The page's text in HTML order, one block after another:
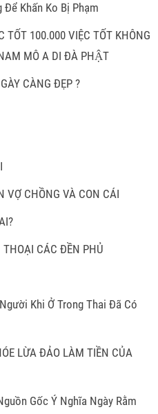
Để Khấn Ko Bị Phạm
TỐT 100.000 VIỆC TỐT KHÔNG
MÔ A DI ĐÀ PHẬT
CÀNG ĐẸP ?
VỢ CHỒNG VÀ CON CÁI
CÁC ĐỀN PHỦ
Khi Ở Trong Thai Đã Có
LỪA ĐẢO LÀM TIỀN CỦA
Gốc Ý Nghĩa Ngày Rằm